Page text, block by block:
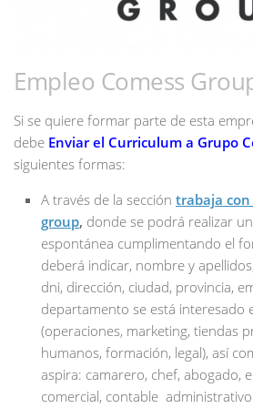
Empleo Comess
Si se quiere formar parte de esta
debe Enviar el Curriculum a Grupo
siguientes formas:
A través de la sección trabaja con
group, donde se podrá realizar
espontánea cumplimentando el
deberá indicar, nombre y
dni, dirección, ciudad, provincia,
departamento se está interesado
(operaciones, marketing, tiendas
humanos, formación, legal), así
aspira: camarero, chef, abogado,
comercial, contable